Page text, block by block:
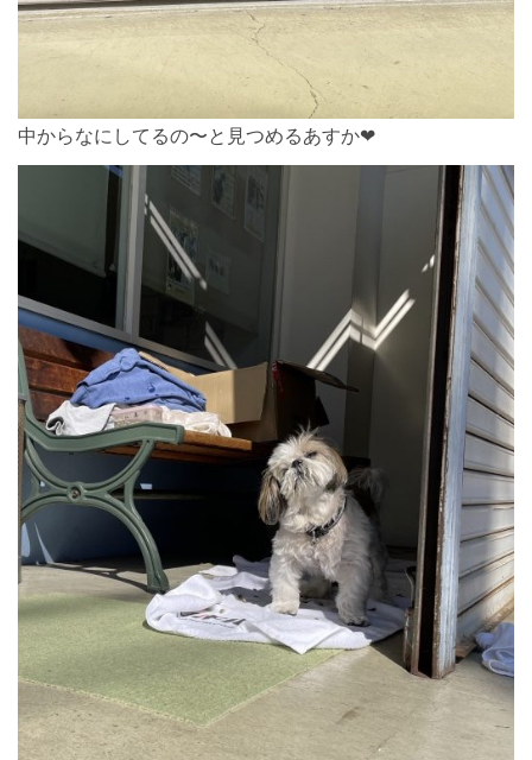
中からなにしてるの〜と見つめるあすか❤︎